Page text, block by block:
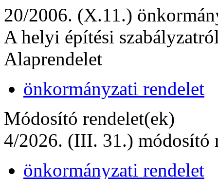
20/2006. (X.11.)
A helyi építési
Alaprendelet
önkormányzati rendelet
Módosító rendelet(ek)
4/2026. (III. 31.) módosító
önkormányzati rendelet